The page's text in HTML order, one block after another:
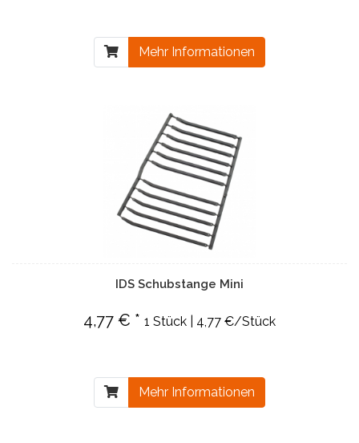
Mehr Informationen
IDS Schubstange Mini
4,77 € * 1 Stück | 4,77 €/Stück
Mehr Informationen